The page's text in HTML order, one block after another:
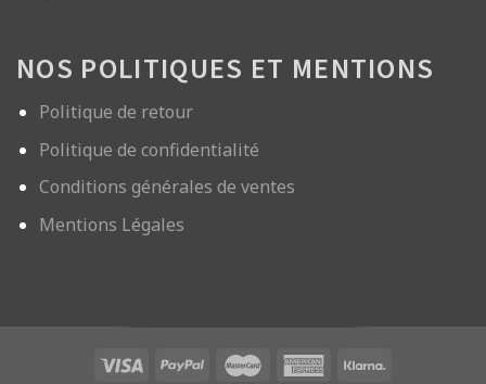
NOS POLITIQUES ET MENTIONS
Politique de retour
Politique de confidentialité
Conditions générales de ventes
Mentions Légales